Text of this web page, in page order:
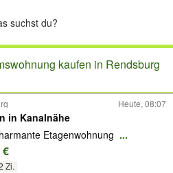
kaufen in Rendsburg
Heute, 08:07
in Kanalnähe
Etagenwohnung ...
€
Zi.